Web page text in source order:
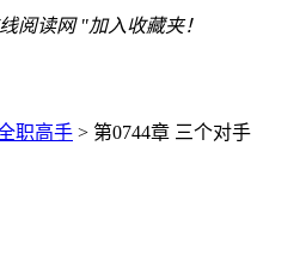
阅读网 "加入收藏夹！
职高手 > 第0744章 三个对手